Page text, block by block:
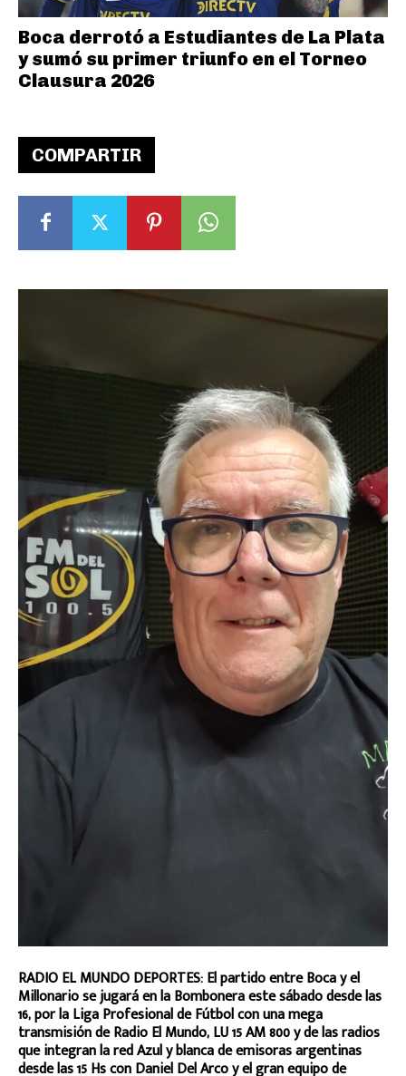
COMPARTIR
RADIO EL MUNDO DEPORTES: El partido entre Boca y el
Millonario se jugará en la Bombonera este sábado desde las
16, por la Liga Profesional de Fútbol con una mega
transmisión de Radio El Mundo, LU 15 AM 800 y de las radios
que integran la red Azul y blanca de emisoras argentinas
desde las 15 Hs con Daniel Del Arco y el gran equipo de
Boca derrotó a Estudiantes de La Plata
y sumó su primer triunfo en el Torneo
Clausura 2026